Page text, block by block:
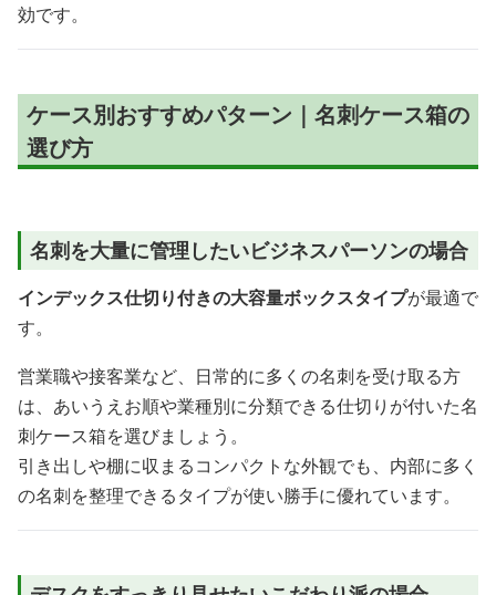
効です。
ケース別おすすめパターン｜名刺ケース箱の
選び方
名刺を大量に管理したいビジネスパーソンの場合
インデックス仕切り付きの大容量ボックスタイプが最適で
す。
営業職や接客業など、日常的に多くの名刺を受け取る方
は、あいうえお順や業種別に分類できる仕切りが付いた名
刺ケース箱を選びましょう。
引き出しや棚に収まるコンパクトな外観でも、内部に多く
の名刺を整理できるタイプが使い勝手に優れています。